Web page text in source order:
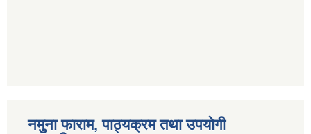
नमुना फाराम, पाठ्यक्रम तथा उपयोगी